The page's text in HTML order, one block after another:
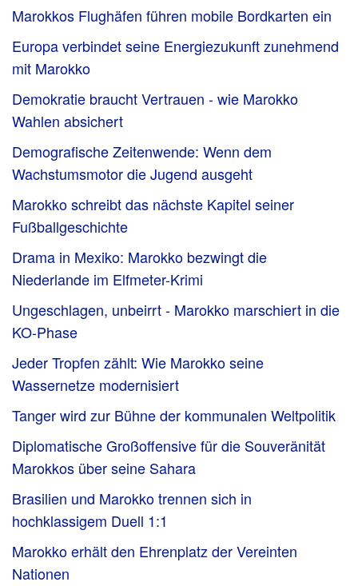
Marokkos Flughäfen führen mobile Bordkarten ein
Europa verbindet seine Energiezukunft zunehmend
mit Marokko
Demokratie braucht Vertrauen - wie Marokko
Wahlen absichert
Demografische Zeitenwende: Wenn dem
Wachstumsmotor die Jugend ausgeht
Marokko schreibt das nächste Kapitel seiner
Fußballgeschichte
Drama in Mexiko: Marokko bezwingt die
Niederlande im Elfmeter-Krimi
Ungeschlagen, unbeirrt - Marokko marschiert in die
KO-Phase
Jeder Tropfen zählt: Wie Marokko seine
Wassernetze modernisiert
Tanger wird zur Bühne der kommunalen Weltpolitik
Diplomatische Großoffensive für die Souveränität
Marokkos über seine Sahara
Brasilien und Marokko trennen sich in
hochklassigem Duell 1:1
Marokko erhält den Ehrenplatz der Vereinten
Nationen